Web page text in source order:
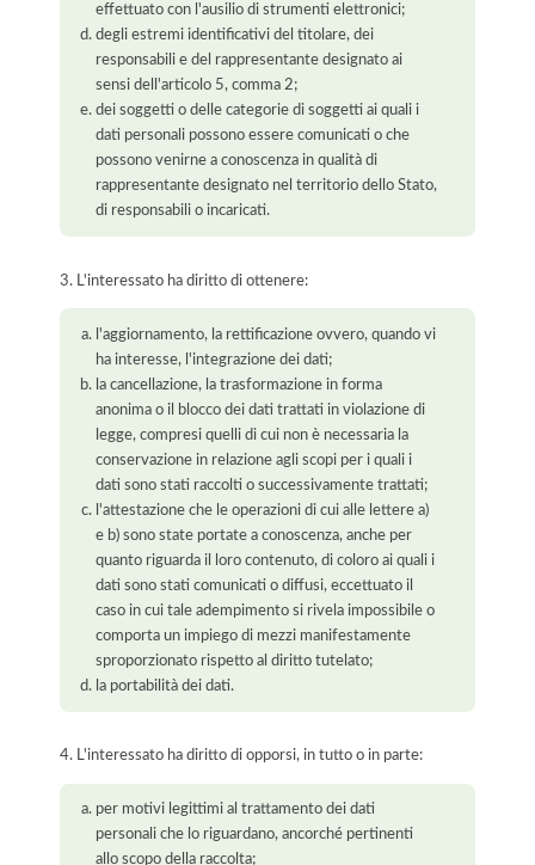
effettuato con l'ausilio di strumenti elettronici;
degli estremi identificativi del titolare, dei
responsabili e del rappresentante designato ai
sensi dell'articolo 5, comma 2;
dei soggetti o delle categorie di soggetti ai quali i
dati personali possono essere comunicati o che
possono venirne a conoscenza in qualità di
rappresentante designato nel territorio dello Stato,
di responsabili o incaricati.
3. L'interessato ha diritto di ottenere:
l'aggiornamento, la rettificazione ovvero, quando vi
ha interesse, l'integrazione dei dati;
la cancellazione, la trasformazione in forma
anonima o il blocco dei dati trattati in violazione di
legge, compresi quelli di cui non è necessaria la
conservazione in relazione agli scopi per i quali i
dati sono stati raccolti o successivamente trattati;
l'attestazione che le operazioni di cui alle lettere a)
e b) sono state portate a conoscenza, anche per
quanto riguarda il loro contenuto, di coloro ai quali i
dati sono stati comunicati o diffusi, eccettuato il
caso in cui tale adempimento si rivela impossibile o
comporta un impiego di mezzi manifestamente
sproporzionato rispetto al diritto tutelato;
la portabilità dei dati.
4. L'interessato ha diritto di opporsi, in tutto o in parte:
per motivi legittimi al trattamento dei dati
personali che lo riguardano, ancorché pertinenti
allo scopo della raccolta;